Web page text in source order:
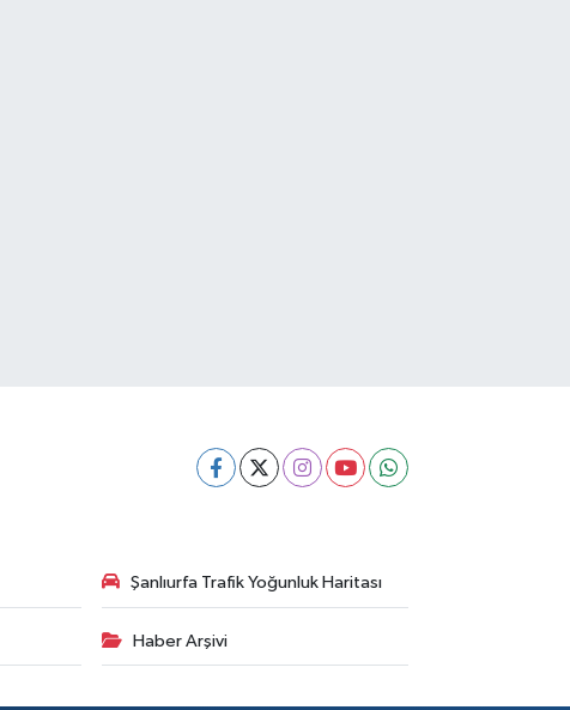
Şanlıurfa Trafik Yoğunluk Haritası
Haber Arşivi